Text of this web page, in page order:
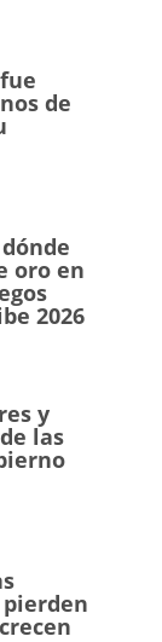
de
oro en
2026
y
las